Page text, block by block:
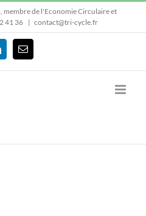
de l'Economie Circulaire et
41 36 | contact@tri-cycle.fr
Email